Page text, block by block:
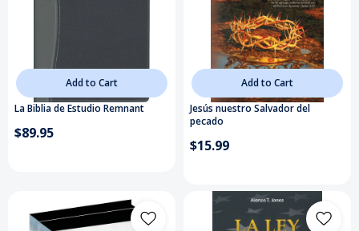
Add to Cart
La Biblia de Estudio Remnant
$89.95
Add to Cart
Jesús nuestro Salvador del
pecado
$15.99